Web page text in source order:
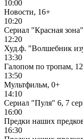
10:00
Новости, 16+
10:20
Сериал "Красная
12:20
Худ.ф. "Волшебник
13:30
Галопом по тропам,
13:50
Мультфильм, 0+
14:10
Сериал "Пуля" 6, 7
16:00
Предки наших
16:30